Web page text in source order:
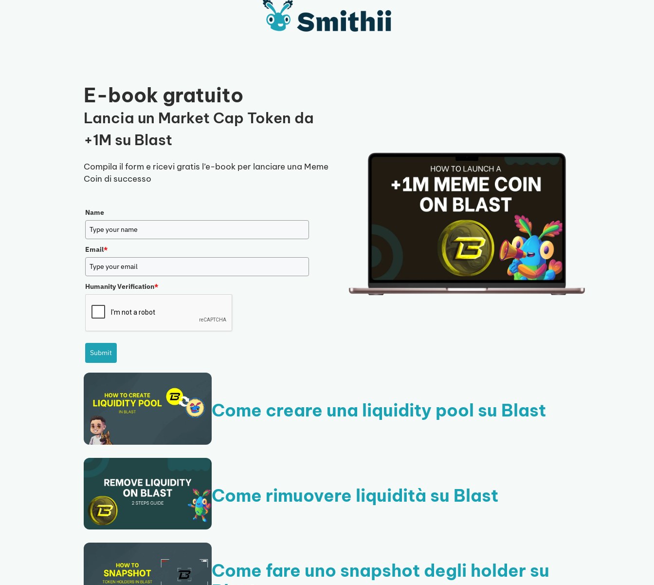
E-book gratuito
Lancia un Market Cap Token da
+1M su Blast
Compila il form e ricevi gratis l’e-book per lanciare una Meme
Coin di successo
Name
Email*
Humanity Verification*
Submit
Come creare una liquidity pool su Blast
Come rimuovere liquidità su Blast
Come fare uno snapshot degli holder su